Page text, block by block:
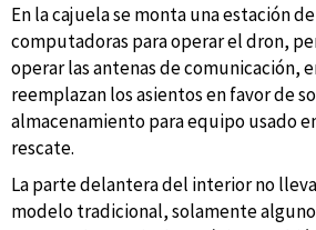
En la cajuela se monta una estación
computadoras para operar el dron,
operar las antenas de comunicación,
reemplazan los asientos en favor de
almacenamiento para equipo usado
rescate.
La parte delantera del interior no
modelo tradicional, solamente